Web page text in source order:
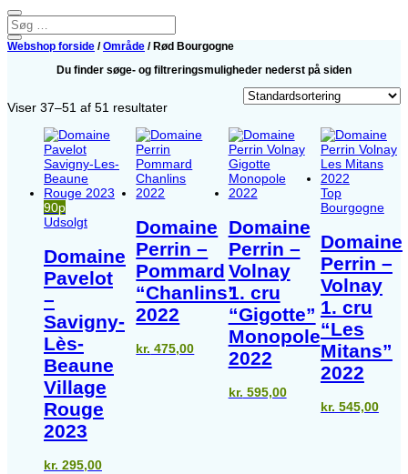
Webshop forside /Område / Rød Bourgogne
Du finder søge- og filtreringsmuligheder nederst på siden
Viser 37–51 af 51 resultater
90p
Udsolgt
Domaine
Pavelot
–
Savigny-
Lès-
Beaune
Village
Rouge
2023
kr. 295,00
Domaine
Perrin –
Pommard
“Chanlins”
2022
kr. 475,00
Domaine
Perrin –
Volnay
1. cru
“Gigotte”
Monopole
2022
kr. 595,00
Top
Bourgogne
Domaine
Perrin –
Volnay
1. cru
“Les
Mitans”
2022
kr. 545,00